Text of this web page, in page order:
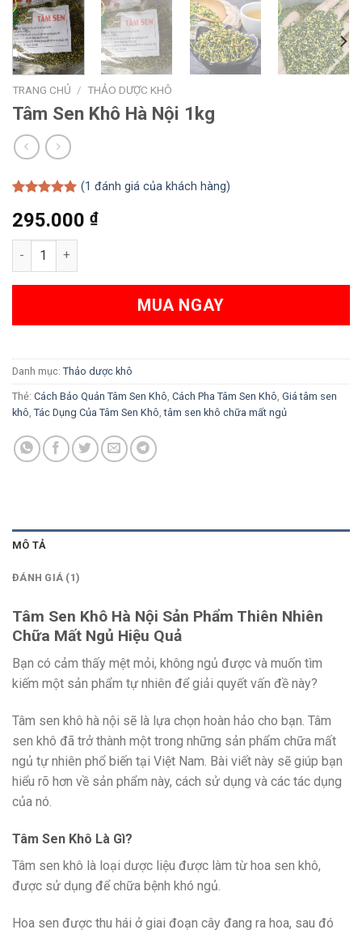
TRANG CHỦ / THẢO DƯỢC KHÔ
Tâm Sen Khô Hà Nội 1kg
dựa trên
(1 đánh giá của khách hàng)
295.000 ₫
Tâm Sen Khô Hà Nội 1kg số lượng
MUA NGAY
Danh mục: Thảo dược khô
Thẻ: Cách Bảo Quản Tâm Sen Khô Cách Pha Tâm Sen Khô Giá tâm sen
khô Tác Dụng Của Tâm Sen Khô ,tâm sen khô chữa mất ngủ
MÔ TẢ
ĐÁNH GIÁ (1)
Tâm Sen Khô Hà Nội Sản Phẩm Thiên Nhiên
Chữa Mất Ngủ Hiệu Quả
Bạn có cảm thấy mệt mỏi, không ngủ được và muốn tìm
kiếm một sản phẩm tự nhiên để giải quyết vấn đề này?
Tâm sen khô hà nội sẽ là lựa chọn hoàn hảo cho bạn. Tâm
sen khô đã trở thành một trong những sản phẩm chữa mất
ngủ tự nhiên phổ biến tại Việt Nam. Bài viết này sẽ giúp bạn
hiểu rõ hơn về sản phẩm này, cách sử dụng và các tác dụng
của nó.
Tâm Sen Khô Là Gì?
Tâm sen khô là loại dược liệu được làm từ hoa sen khô,
được sử dụng để chữa bệnh khó ngủ.
Hoa sen được thu hái ở giai đoạn cây đang ra hoa, sau đó